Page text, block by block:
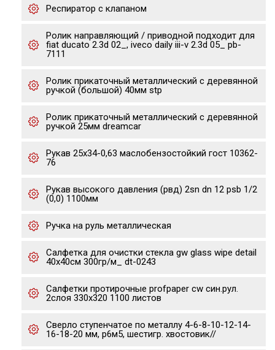
Респиратор с клапаном
Ролик направляющий / приводной подходит для
fiat ducato 2.3d 02_, iveco daily iii-v 2.3d 05_ pb-
7111
Ролик прикаточный металлический с деревянной
ручкой (большой) 40мм stp
Ролик прикаточный металлический с деревянной
ручкой 25мм dreamcar
Рукав 25х34-0,63 маслобензостойкий гост 10362-
76
Рукав высокого давления (рвд) 2sn dn 12 psb 1/2
(0,0) 1100мм
Ручка на руль металлическая
Салфетка для очистки стекла gw glass wipe detail
40х40см 300гр/м_ dt-0243
Салфетки протирочные profpaper cw син.рул.
2слоя 330х320 1100 листов
Сверло ступенчатое по металлу 4-6-8-10-12-14-
16-18-20 мм, р6м5, шестигр. хвостовик//